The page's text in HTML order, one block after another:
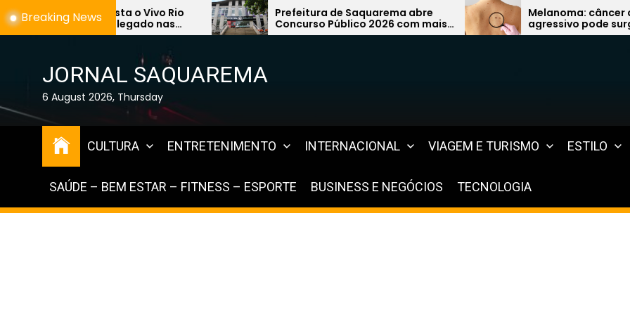
Skip
to
Breaking News
Rio
nas
Prefeitura de Saquarema abre
Concurso Público 2026 com mais
de 1,2 mil vagas na área da
Melanoma: câncer de pele mais
agressivo pode surgir de uma
simples pinta e preocupa
JORNAL SAQUAREMA
6 August 2026, Thursday
CULTURA ENTRETENIMENTO INTERNACIONAL VIAGEM E TURISMO ESTILO
SAÚDE – BEM ESTAR – FITNESS – ESPORTE BUSINESS E NEGÓCIOS TECNOLOGIA